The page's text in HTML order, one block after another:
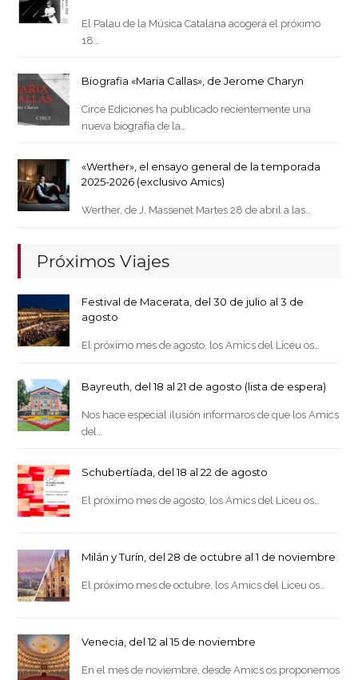
El Palau de la Música Catalana acogerá el próximo
18…
Biografia «Maria Callas», de Jerome Charyn
Circe Ediciones ha publicado recientemente una
nueva biografía de la…
«Werther», el ensayo general de la temporada
2025-2026 (exclusivo Amics)
Werther, de J. Massenet Martes 28 de abril a las…
Próximos Viajes
Festival de Macerata, del 30 de julio al 3 de
agosto
El próximo mes de agosto, los Amics del Liceu os…
Bayreuth, del 18 al 21 de agosto (lista de espera)
Nos hace especial ilusión informaros de que los Amics
del…
Schubertíada, del 18 al 22 de agosto
El próximo mes de agosto, los Amics del Liceu os…
Milán y Turín, del 28 de octubre al 1 de noviembre
El próximo mes de octubre, los Amics del Liceu os…
Venecia, del 12 al 15 de noviembre
En el mes de noviembre, desde Amics os proponemos